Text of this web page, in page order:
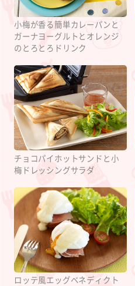
小梅が香る簡単カレーパンと
ガーナヨーグルトとオレンジ
のとろとろドリンク
チョコパイホットサンドと小
梅ドレッシングサラダ
ロッテ風エッグベネディクト